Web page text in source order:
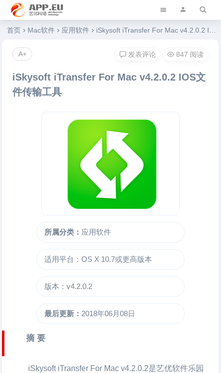
艺优软件乐园
首页 Mac软件 应用软件 iSkysoft iTransfer For Mac v4.2.0.2 IOS文件传输工具
iSkysoft iTransfer For Mac v4.2.0.2 IOS文
件传输工具
所属分类： 应用软件
适用平台：OS X 10.7或更高版本
版本：v4.2.0.2
最后更新： 2018年06月08日
摘 要
iSkysoft iTransfer For Mac v4.2.0.2是艺优软件乐园
发表评论 847 阅读
A+